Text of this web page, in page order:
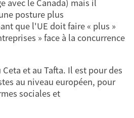
avec le Canada) mais il
posture plus
que l'UE doit faire « plus »
» face à la concurrence
et au Tafta. Il est pour des
au niveau européen, pour
sociales et